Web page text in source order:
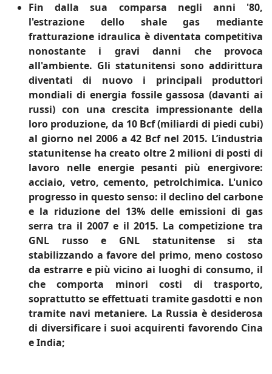
Fin dalla sua comparsa negli anni '80,
l'estrazione dello shale gas mediante
fratturazione idraulica è diventata competitiva
nonostante i gravi danni che provoca
all'ambiente. Gli statunitensi sono addirittura
diventati di nuovo i principali produttori
mondiali di energia fossile gassosa (davanti ai
russi) con una crescita impressionante della
loro produzione, da 10 Bcf (miliardi di piedi cubi)
al giorno nel 2006 a 42 Bcf nel 2015. L’industria
statunitense ha creato oltre 2 milioni di posti di
lavoro nelle energie pesanti più energivore:
acciaio, vetro, cemento, petrolchimica. L'unico
progresso in questo senso: il declino del carbone
e la riduzione del 13% delle emissioni di gas
serra tra il 2007 e il 2015. La competizione tra
GNL russo e GNL statunitense si sta
stabilizzando a favore del primo, meno costoso
da estrarre e più vicino ai luoghi di consumo, il
che comporta minori costi di trasporto,
soprattutto se effettuati tramite gasdotti e non
tramite navi metaniere. La Russia è desiderosa
di diversificare i suoi acquirenti favorendo Cina
e India;